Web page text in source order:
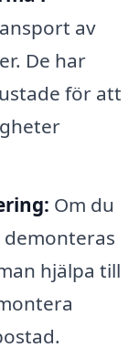
av
De har
för att
Om du
hjälpa till